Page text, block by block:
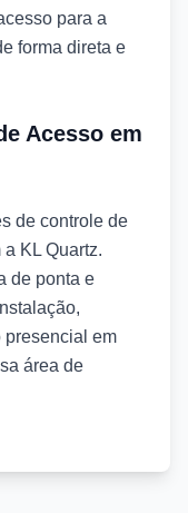
para a
forma direta e
Acesso em
de controle de
KL Quartz.
de ponta e
presencial em
área de